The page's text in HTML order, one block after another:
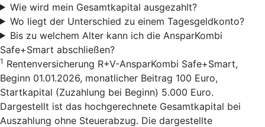
Wie wird mein Gesamtkapital ausgezahlt?
Wo liegt der Unterschied zu einem Tagesgeldkonto?
Bis zu welchem Alter kann ich die AnsparKombi
Safe+Smart abschließen?
1 Rentenversicherung R+V-AnsparKombi Safe+Smart,
Beginn 01.01.2026, monatlicher Beitrag 100 Euro,
Startkapital (Zuzahlung bei Beginn) 5.000 Euro.
Dargestellt ist das hochgerechnete Gesamtkapital bei
Auszahlung ohne Steuerabzug. Die dargestellte